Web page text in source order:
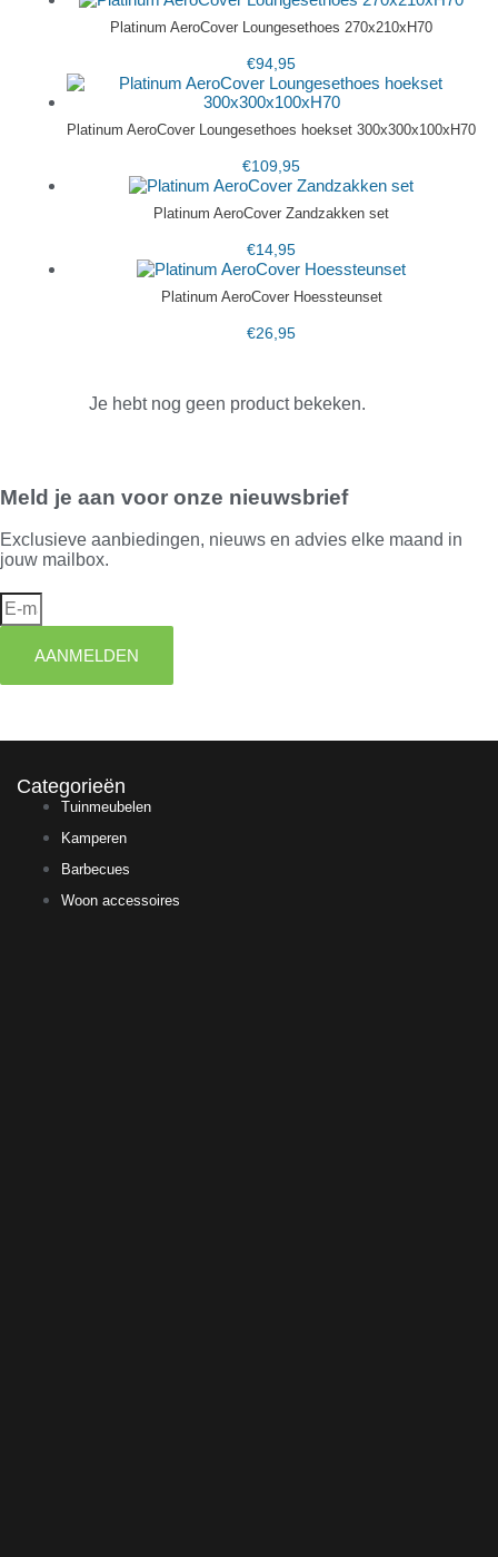
Platinum AeroCover Loungesethoes 270x210xH70
€94,95
Platinum AeroCover Loungesethoes hoekset 300x300x100xH70
€109,95
Platinum AeroCover Zandzakken set
€14,95
Platinum AeroCover Hoessteunset
€26,95
Je hebt nog geen product bekeken.
Meld je aan voor onze nieuwsbrief
Exclusieve aanbiedingen, nieuws en advies elke maand in
jouw mailbox.
AANMELDEN
Categorieën
Tuinmeubelen
Kamperen
Barbecues
Woon accessoires